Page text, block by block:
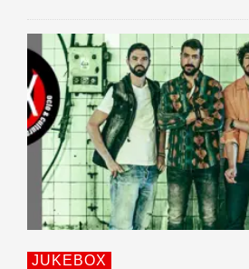
JUKEBOX